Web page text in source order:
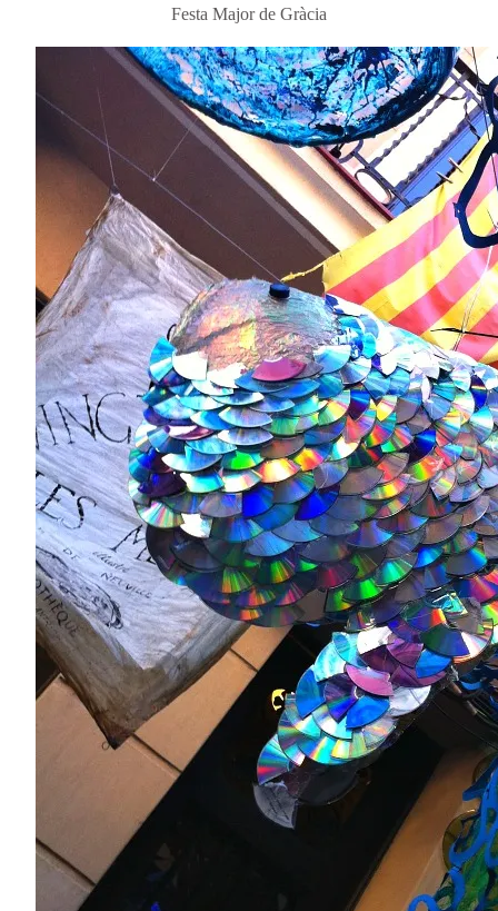
Festa Major de Gràcia